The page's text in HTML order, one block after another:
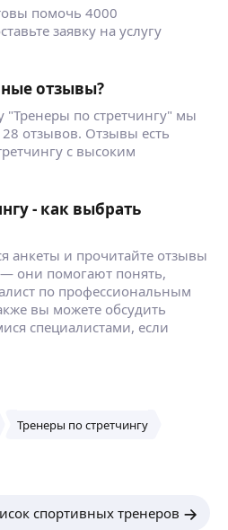
помочь 4000
заявку на услугу
отзывы?
"Тренеры по стретчингу" мы
отзывов. Отзывы есть
с высоким
- как выбрать
анкеты и прочитайте отзывы
они помогают понять,
по профессиональным
вы можете обсудить
специалистами, если
Тренеры по стретчингу
спортивных тренеров